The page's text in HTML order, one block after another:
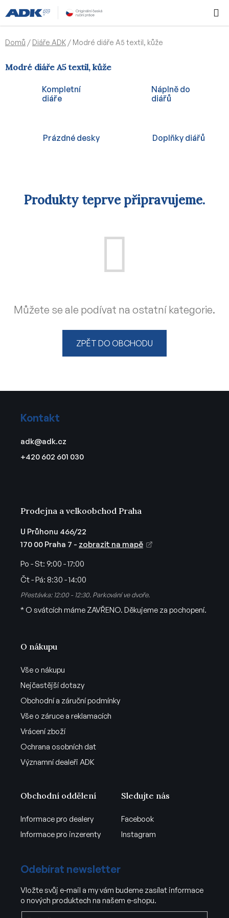
na
obsah
KOŠÍK
Domů / Diáře ADK / Modré diáře A5 textil, kůže
Modré diáře A5 textil, kůže
Kompletní
diáře
Náplně do
diářů
Prázdné desky Doplňky diářů
Produkty teprve připravujeme.
Můžete se ale podívat na ostatní kategorie.
ZPĚT DO OBCHODU
Kontakt
adk@adk.cz
+420 602 601 030
O nákupu
Vše o nákupu
Nejčastější dotazy
Obchodní a záruční podmínky
Vše o záruce a reklamacích
Vrácení zboží
Ochrana osobních dat
Významní dealeři ADK
Prodejna a velkoobchod Praha
U Průhonu 466/22
170 00 Praha 7 - zobrazit na mapě
Po - St: 9:00 - 17:00
Čt - Pá: 8:30 - 14:00
Přestávka: 12:00 - 12:30. Parkování ve dvoře.
* O svátcích máme ZAVŘENO. Děkujeme za pochopení.
Obchodní oddělení
Informace pro dealery
Informace pro inzerenty
Sledujte nás
Facebook
Instagram
Odebírat newsletter
Vložte svůj e-mail a my vám budeme zasílat informace
o nových produktech na našem e-shopu.